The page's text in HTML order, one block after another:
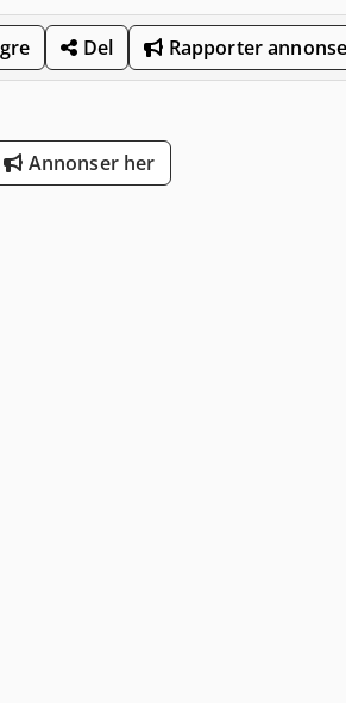
Del Rapporter
Annonser her